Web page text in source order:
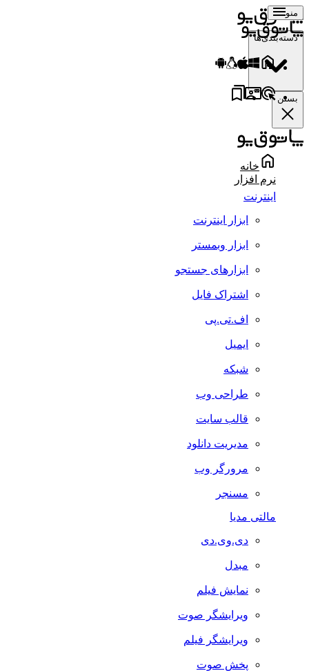
منو
دسته‌بندی‌ها
بستن
خانه
نرم افزار
اینترنت
ابزار اینترنت
ابزار وبمستر
ابزارهای جستجو
اشتراک فایل
اف.تی.پی
ایمیل
شبکه
طراحی وب
قالب سایت
مدیریت دانلود
مرورگر وب
مسنجر
مالتی مدیا
دی.وی.دی
مبدل
نمایش فیلم
ویرایشگر صوت
ویرایشگر فیلم
پخش صوت